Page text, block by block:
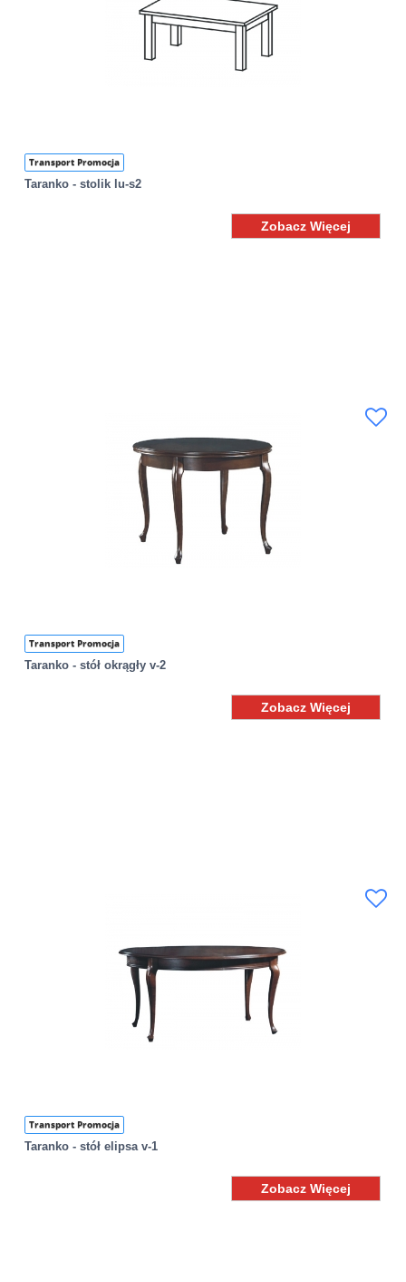
Transport Promocja
Taranko - stolik lu-s2
Zobacz Więcej
Transport Promocja
Taranko - stół okrągły v-2
Zobacz Więcej
Transport Promocja
Taranko - stół elipsa v-1
Zobacz Więcej